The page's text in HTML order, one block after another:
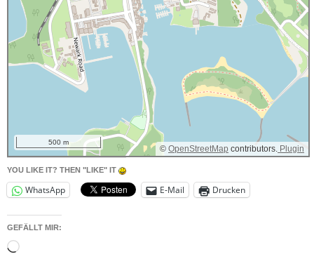
© OpenStreetMap contributors. Plugin
500 m
YOU LIKE IT? THEN "LIKE" IT
WhatsApp E-Mail Drucken
GEFÄLLT MIR:
Wird